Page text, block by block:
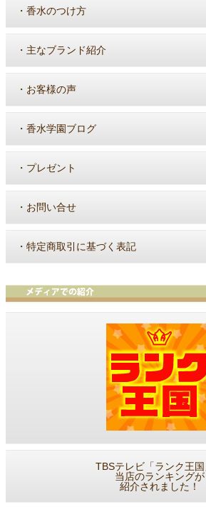
・ 香水のつけ方
・ 主なブランド紹介
・ お客様の声
・ 香水学園ブログ
・ プレゼント
・ お問い合せ
・ 特定商取引に基づく表記
TBSテレビ「ランク王
当店のランキングが
紹介されました！